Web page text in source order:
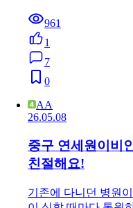
961
1
7
0
AA
26.05.08
중구 연세원이비
친절해요!
기존에 다니던 병원